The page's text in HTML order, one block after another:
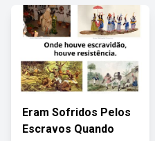
Eram Sofridos Pelos
Escravos Quando